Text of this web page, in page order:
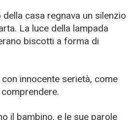
casa regnava un silenzio
La luce della lampada
biscotti a forma di
innocente serietà, come
il bambino, e le sue parole